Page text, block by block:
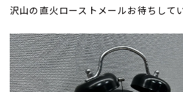
沢山の直火ローストメールお待ちして